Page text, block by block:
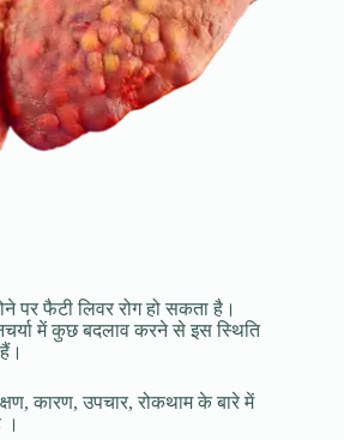
पर फैटी लिवर रोग हो सकता है।
में कुछ बदलाव करने से इस स्थिति
कारण, उपचार, रोकथाम के बारे में
।